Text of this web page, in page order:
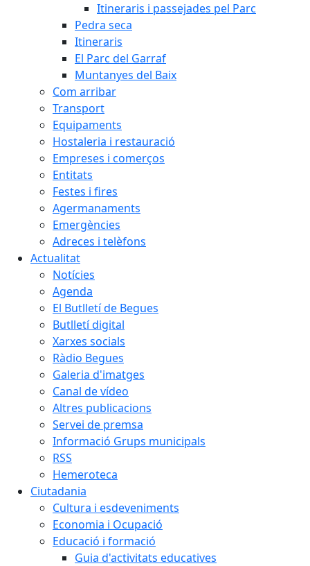
Itineraris i passejades pel Parc
Pedra seca
Itineraris
El Parc del Garraf
Muntanyes del Baix
Com arribar
Transport
Equipaments
Hostaleria i restauració
Empreses i comerços
Entitats
Festes i fires
Agermanaments
Emergències
Adreces i telèfons
Actualitat
Notícies
Agenda
El Butlletí de Begues
Butlletí digital
Xarxes socials
Ràdio Begues
Galeria d'imatges
Canal de vídeo
Altres publicacions
Servei de premsa
Informació Grups municipals
RSS
Hemeroteca
Ciutadania
Cultura i esdeveniments
Economia i Ocupació
Educació i formació
Guia d'activitats educatives